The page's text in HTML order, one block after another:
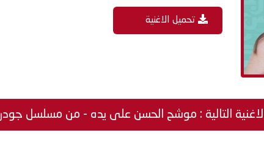
تحميل الاغنية
الاغنية التالية : موشح الحسن على يده - من مسلسل جودر